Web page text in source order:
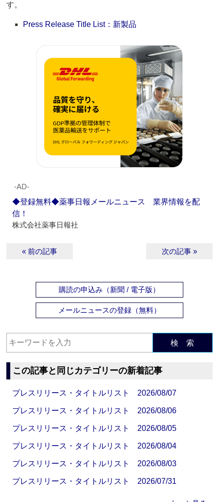
す。
Press Release Title List：新製品
‐AD‐
◆登録無料◆薬事日報メールニュース 業界情報を配
信！
株式会社薬事日報社
« 前の記事 次の記事 »
購読の申込み（新聞 / 電子版）
メールニュースの登録（無料）
検 索
この記事と同じカテゴリーの新着記事
プレスリリース・タイトルリスト 2026/08/07
プレスリリース・タイトルリスト 2026/08/06
プレスリリース・タイトルリスト 2026/08/05
プレスリリース・タイトルリスト 2026/08/04
プレスリリース・タイトルリスト 2026/08/03
プレスリリース・タイトルリスト 2026/07/31